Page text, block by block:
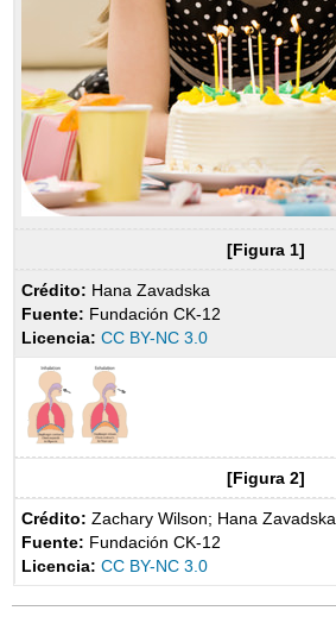
[Figura 1]
Crédito: Hana Zavadska
Fuente: Fundación CK-12
Licencia: CC BY-NC 3.0
[Figura 2]
Crédito: Zachary Wilson; Hana Zavadska
Fuente: Fundación CK-12
Licencia: CC BY-NC 3.0